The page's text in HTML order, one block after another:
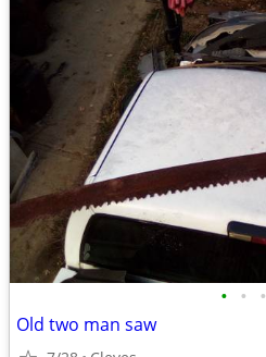
• • •
Old two man saw